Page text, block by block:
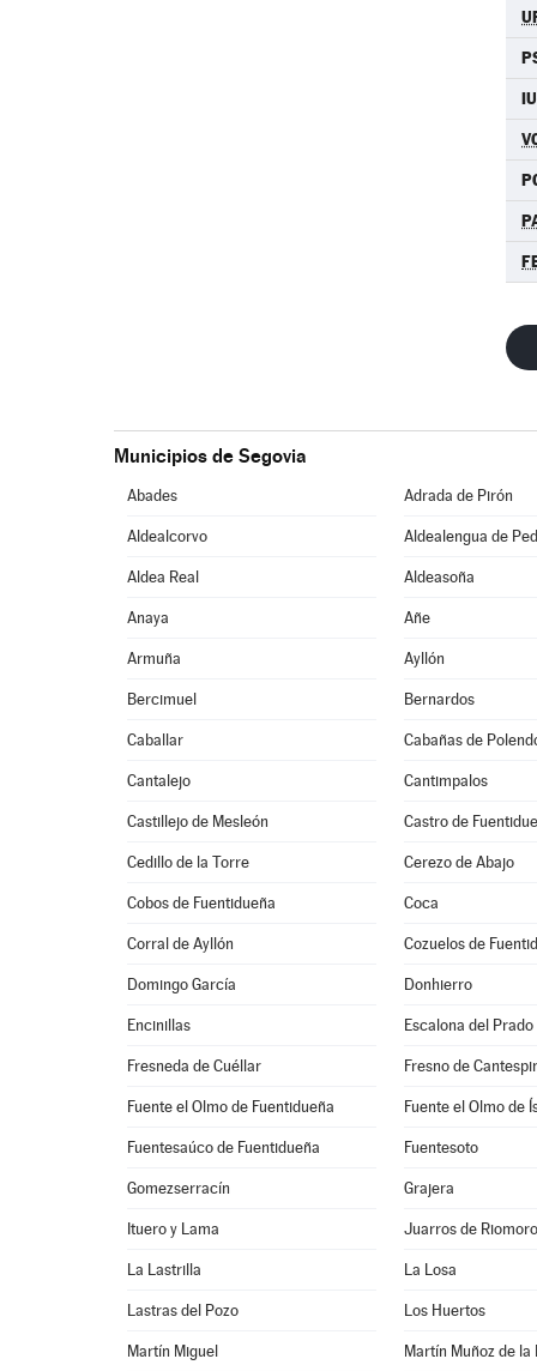
Municipios de Segovia
Abades Adrada de Pirón
Aldealcorvo Aldealengua de
Aldea Real Aldeasoña
Anaya Añe
Armuña Ayllón
Bercimuel Bernardos
Caballar Cabañas de
Cantalejo Cantimpalos
Castillejo de Mesleón Castro de
Cedillo de la Torre Cerezo de Abajo
Cobos de Fuentidueña Coca
Corral de Ayllón Cozuelos de
Domingo García Donhierro
Encinillas Escalona del Prado
Fresneda de Cuéllar Fresno de
Fuente el Olmo de Fuentidueña Fuente el Olmo de
Fuentesaúco de Fuentidueña Fuentesoto
Gomezserracín Grajera
Ituero y Lama Juarros de
La Lastrilla La Losa
Lastras del Pozo Los Huertos
Martín Miguel Martín Muñoz de la